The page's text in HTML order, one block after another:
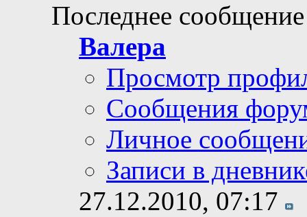
Последнее
Валера
Просмотр
Сообщения
Личное
Записи в
27.12.2010, 07:17